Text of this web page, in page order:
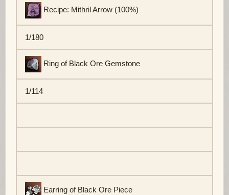
Recipe: Mithril Arrow (100%)
1/180
Ring of Black Ore Gemstone
1/114
Earring of Black Ore Piece